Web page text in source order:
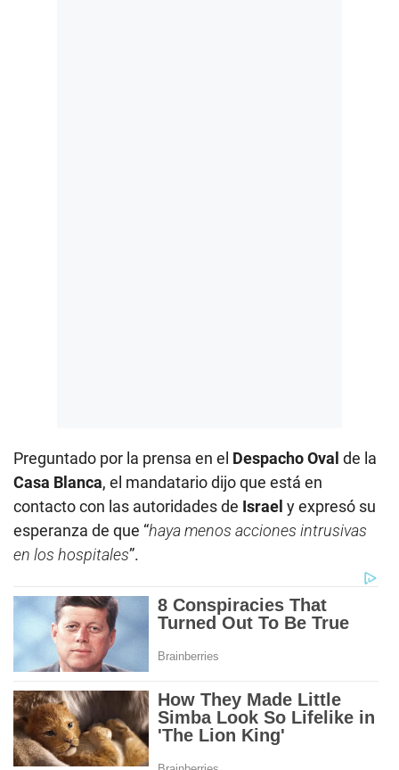
Preguntado por la prensa en el Despacho Oval de la
Casa Blanca, el mandatario dijo que está en
contacto con las autoridades de Israel y expresó su
esperanza de que “haya menos acciones intrusivas
en los hospitales”.